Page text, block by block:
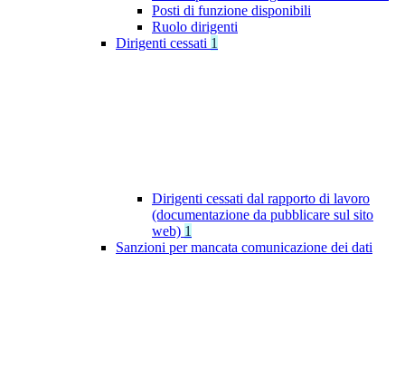
Posti di funzione disponibili
Ruolo dirigenti
Dirigenti cessati 1
Dirigenti cessati dal rapporto di lavoro
(documentazione da pubblicare sul sito
web) 1
Sanzioni per mancata comunicazione dei dati